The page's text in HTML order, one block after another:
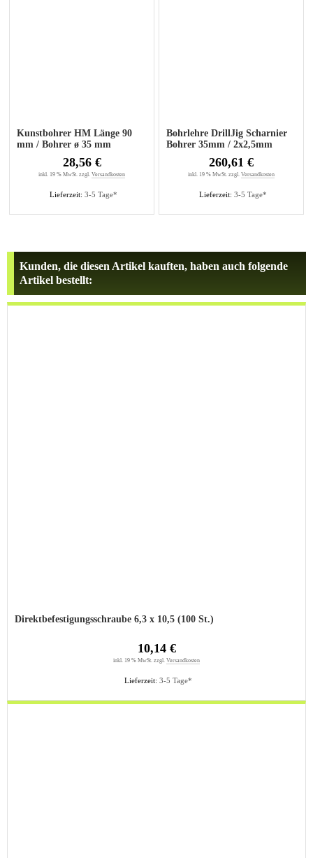
Kunstbohrer HM Länge 90
mm / Bohrer ø 35 mm
Lieferzeit: 3-5 Tage*
28,56 €
inkl. 19 % MwSt. zzgl. Versandkosten
Bohrlehre DrillJig Scharnier
Bohrer 35mm / 2x2,5mm
Lieferzeit: 3-5 Tage*
260,61 €
inkl. 19 % MwSt. zzgl. Versandkosten
Kunden, die diesen Artikel kauften, haben auch folgende
Artikel bestellt:
Direktbefestigungsschraube 6,3 x 10,5 (100 St.)
Lieferzeit: 3-5 Tage*
10,14 €
inkl. 19 % MwSt. zzgl. Versandkosten